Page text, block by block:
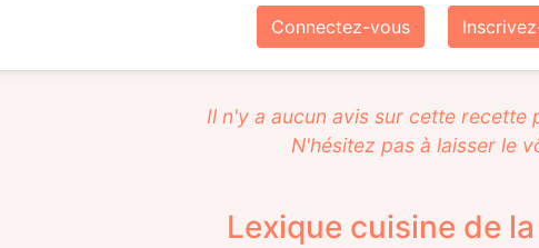
Connectez-vous
Il n'y a aucun avis sur cette recette
N'hésitez pas à laisser le
Lexique cuisine de